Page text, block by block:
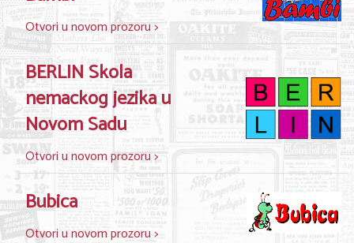
Kuća i bašta
Zdravlje i medicina
Sport i rekreacija
Hobi i razonoda
ADRESAR
Posao
Usluge
Otvori u novom prozoru >
BERLIN Skola
nemackog jezika u
Novom Sadu
Otvori u novom prozoru >
Bubica
Otvori u novom prozoru >